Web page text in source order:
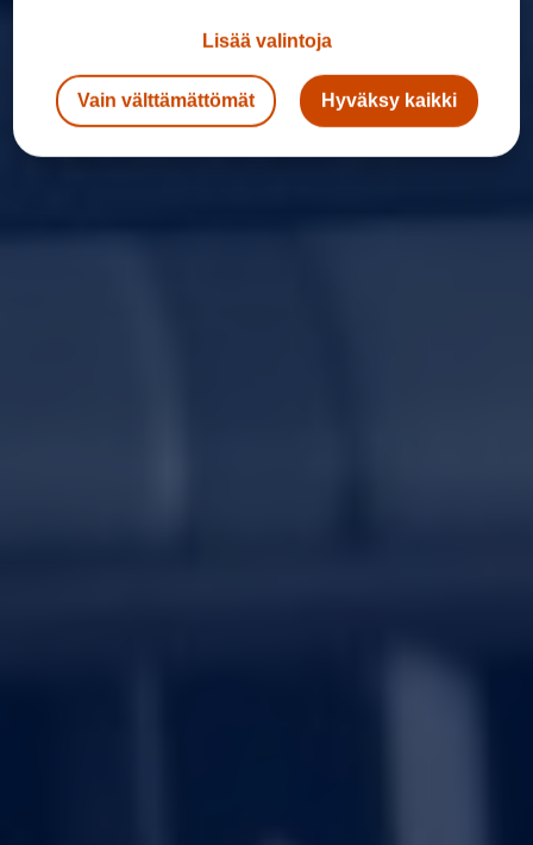
Lisää valintoja
Vain välttämättömät Hyväksy kaikki